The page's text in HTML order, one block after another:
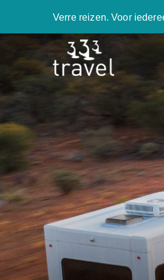
Verre reizen. Voor